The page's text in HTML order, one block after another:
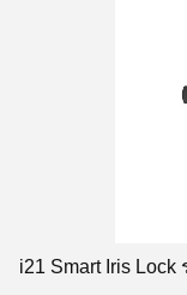
i21 Smart Iris